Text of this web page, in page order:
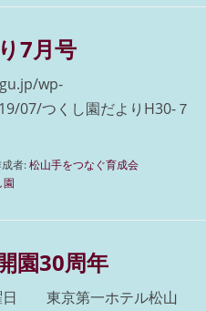
7月号
wp-
07/つくし園だよりH30-７
者:松山手をつなぐ育成会
園
園30周年
日 東京第一ホテル松山